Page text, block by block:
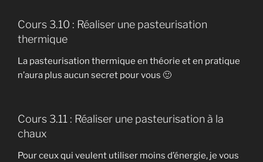
Cours 3.10 : Réaliser une pasteurisation
thermique
La pasteurisation thermique en théorie et en pratique
n’aura plus aucun secret pour vous 🙂
Cours 3.11 : Réaliser une pasteurisation à la
chaux
Pour ceux qui veulent utiliser moins d’énergie, je vous